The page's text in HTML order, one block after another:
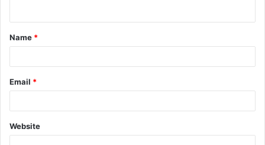
t
*
Name *
Email *
Website